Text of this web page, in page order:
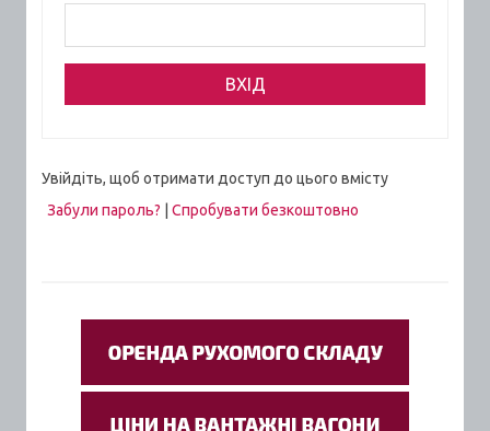
Увійдіть, щоб отримати доступ до цього вмісту
Забули пароль?
Спробувати безкоштовно